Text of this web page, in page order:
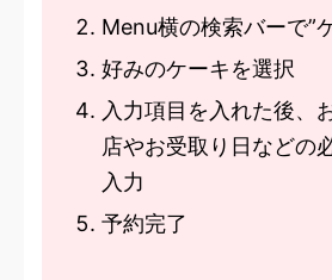
Menu横の検索バーで”
好みのケーキを選択
入力項目を入れた後、
店やお受取り日などの
入力
予約完了